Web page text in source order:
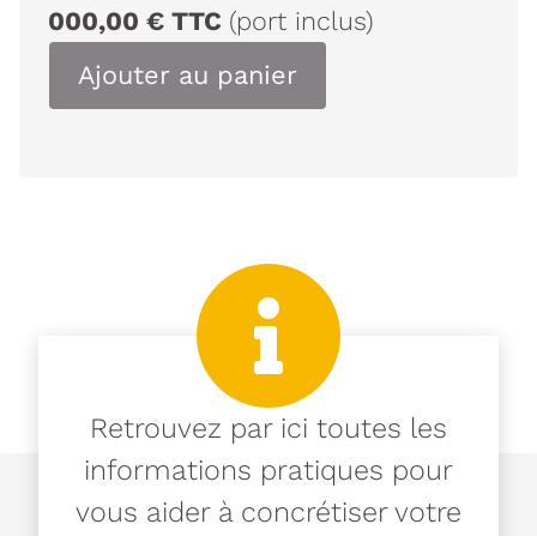
000,00 € TTC (port inclus)
Ajouter au panier
Retrouvez par ici toutes les
informations pratiques pour
vous aider à concrétiser votre